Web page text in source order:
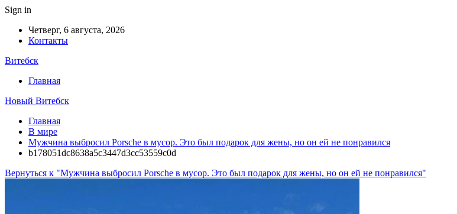
Sign in
Четверг, 6 августа, 2026
Контакты
Витебск
Главная
Новый Витебск
Главная
В мире
Мужчина выбросил Porsche в мусор. Это был подарок для жены, но он ей не понравился
b178051dc8638a5c3447d3cc53559c0d
Вернуться к "Мужчина выбросил Porsche в мусор. Это был подарок для жены, но он ей не понравился"